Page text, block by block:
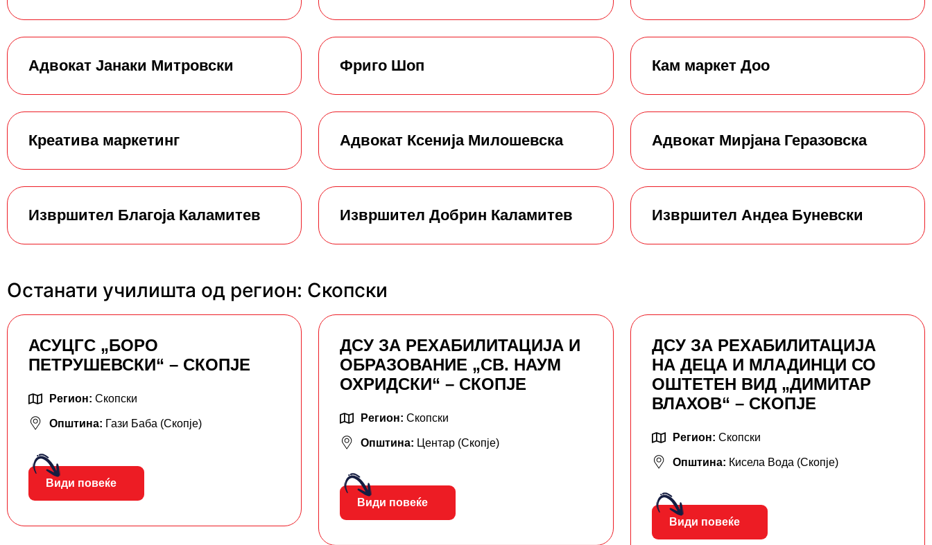
Адвокат Јанаки Митровски Фриго Шоп Кам маркет Доо
Креатива маркетинг Адвокат Ксенија Милошевска Адвокат Мирјана Геразовска
Извршител Благоја Каламитев Извршител Добрин Каламитев Извршител Андеа Буневски
Останати училишта од регион: Скопски
АСУЦГС „БОРО
ПЕТРУШЕВСКИ“ – СКОПЈЕ
Регион: Скопски
Општина: Гази Баба (Скопје)
Види повеќе
ДСУ ЗА РЕХАБИЛИТАЦИЈА И
ОБРАЗОВАНИЕ „СВ. НАУМ
ОХРИДСКИ“ – СКОПЈЕ
Регион:Скопски
Општина: Центар (Скопје)
Види повеќе
ДСУ ЗА РЕХАБИЛИТАЦИЈА
НА ДЕЦА И МЛАДИНЦИ СО
ОШТЕТЕН ВИД „ДИМИТАР
ВЛАХОВ“ – СКОПЈЕ
Регион: Скопски
Општина: Кисела Вода (Скопје)
Види повеќе